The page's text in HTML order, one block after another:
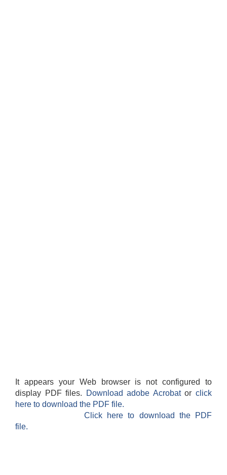
It appears your Web browser is not configured to
display PDF files.
Download adobe Acrobatorclick
here to download the PDF file.
Click here to download the PDF
file.